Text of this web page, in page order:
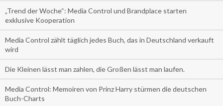
„Trend der Woche“: Media Control und Brandplace starten
exklusive Kooperation
Media Control zählt täglich jedes Buch, das in Deutschland verkauft
wird
Die Kleinen lässt man zahlen, die Großen lässt man laufen.
Media Control: Memoiren von Prinz Harry stürmen die deutschen
Buch-Charts